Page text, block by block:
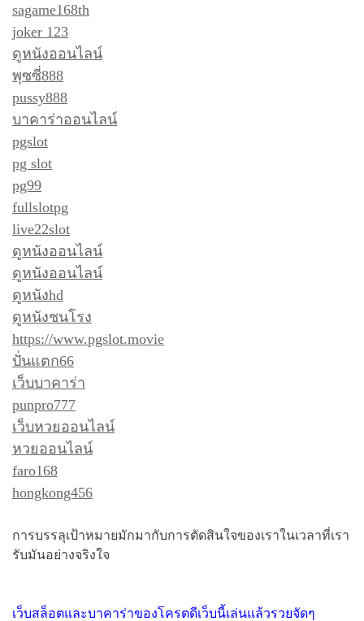
sagame168th
joker 123
ดูหนังออนไลน์
พุซซี่888
pussy888
บาคาร่าออนไลน์
pgslot
pg slot
pg99
fullslotpg
live22slot
ดูหนังออนไลน์
ดูหนังออนไลน์
ดูหนังhd
ดูหนังชนโรง
https://www.pgslot.movie
ปั่นแตก66
เว็บบาคาร่า
punpro777
เว็บหวยออนไลน์
หวยออนไลน์
faro168
hongkong456
การบรรลุเป้าหมายมักมากับการตัดสินใจของเราในเวลาที่เรา
รับมันอย่างจริงใจ
เว็บสล็อตและบาคาร่าของโครตดีเว็บนี้เล่นแล้วรวยจัดๆ